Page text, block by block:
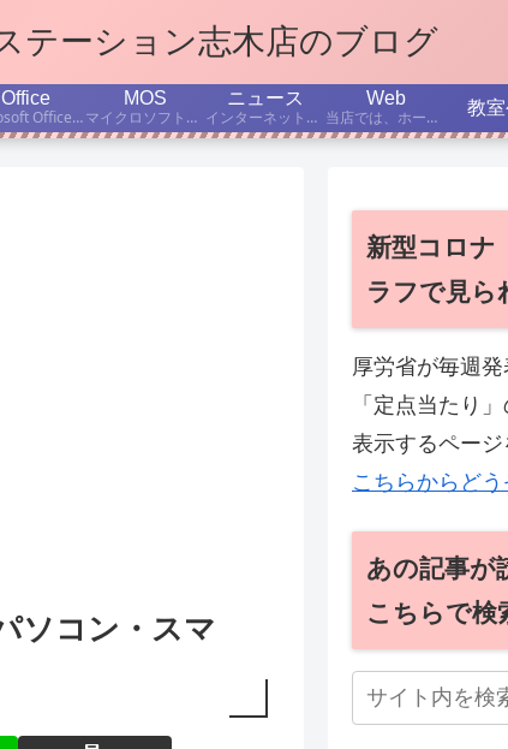
テーション志木店のブログ
Office
Microsoft Office(オフィス)の使い方、学習のポイント、ちょっと便利な小技などをご紹介します。
MOS
マイクロソフト公認資格「Microsoft Office Specialist」取得を目指す方のために、MOS有資格者の当店インストラクターが、資格試験対策・学習法などについて書いています。
ニュース
インターネット、パソコン、スマホなどについての最新ニュースから、テーマを選んで解説する記事です。
Web
当店では、ホームページ作成を学べるコースを設置しています。ここでは、制作日記、役立つTips、これからのホームページ制作、SEOなどについて書いていきます。
教
ソコン・スマ
新型コロナ
ラフで見ら
厚労省が毎週
「定点当たり
表示するページ
こちらからどう
あの記事が
こちらで検